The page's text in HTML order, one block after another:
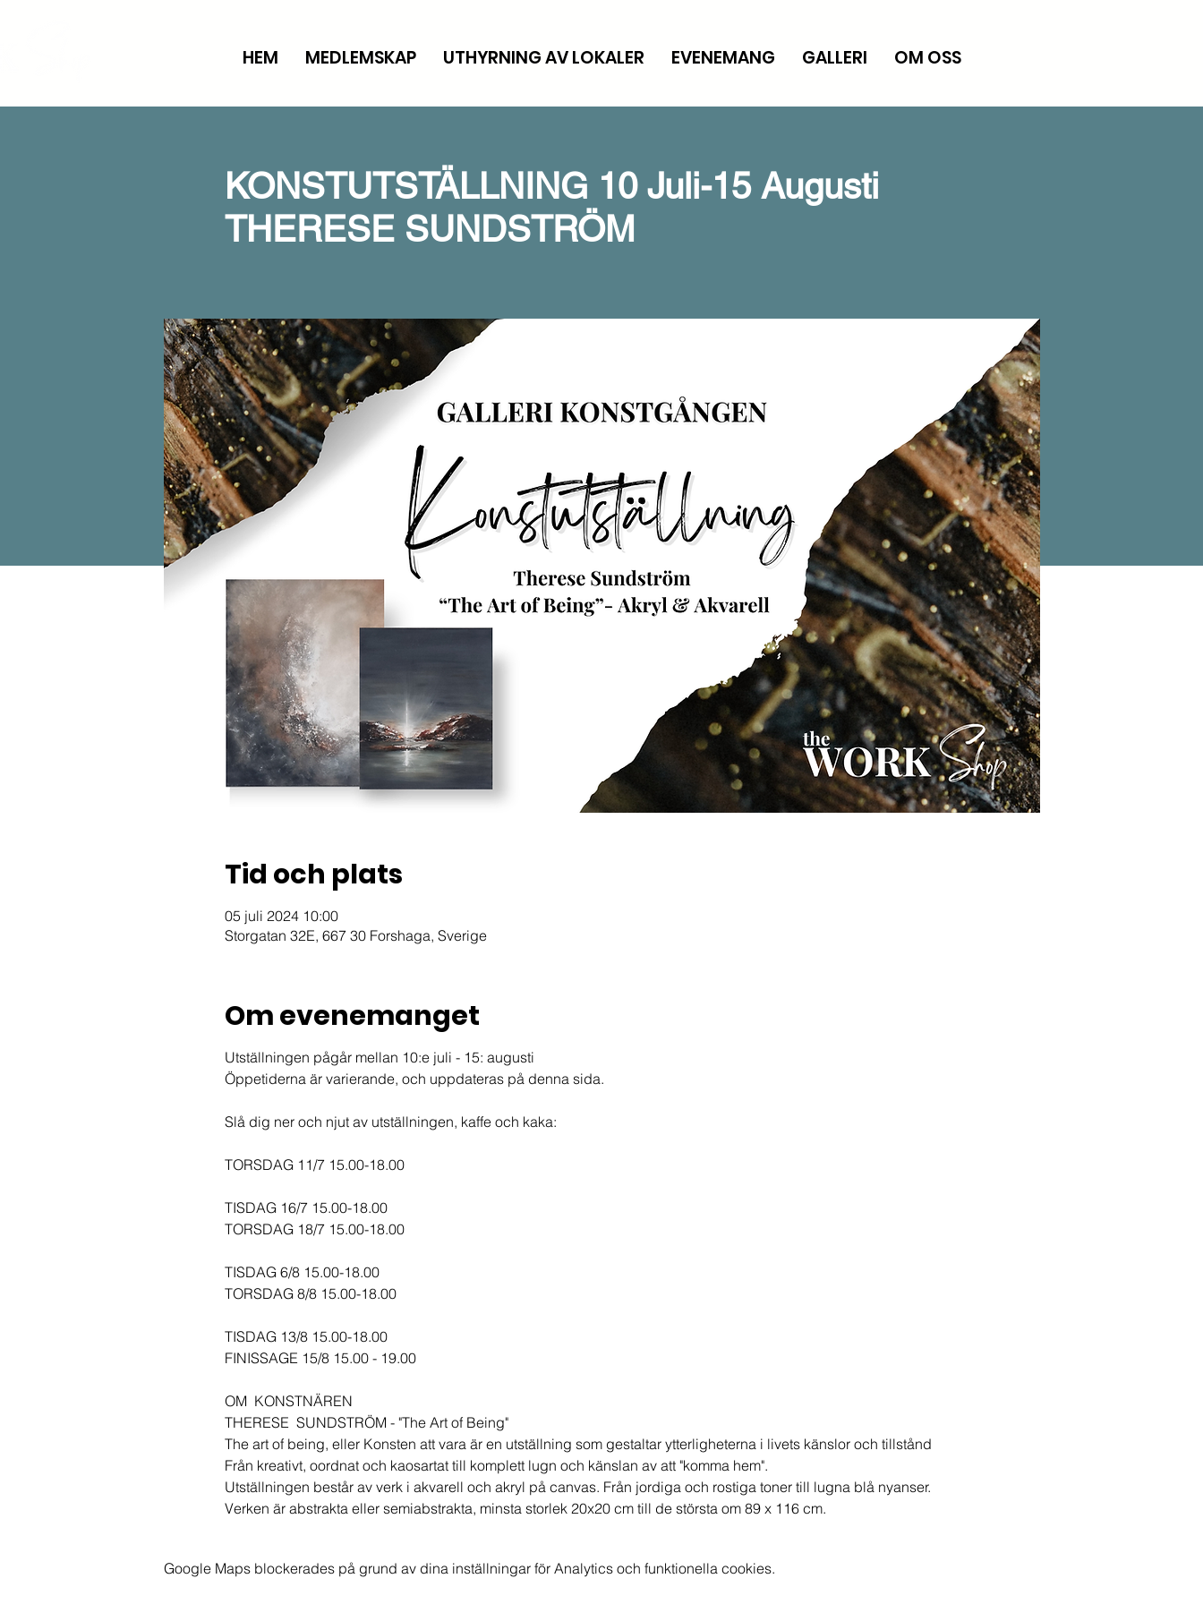
HEM MEDLEMSKAP UTHYRNING AV LOKALER EVENEMANG GALLERI OM OSS
KONSTUTSTÄLLNING 10 Juli-15 Augusti
THERESE SUNDSTRÖM
Tid och plats
05 juli 2024 10:00
Storgatan 32E, 667 30 Forshaga, Sverige
Om evenemanget
Utställningen pågår mellan 10:e juli - 15: augusti
Öppetiderna är varierande, och uppdateras på denna sida.
Slå dig ner och njut av utställningen, kaffe och kaka:
TORSDAG 11/7 15.00-18.00
TISDAG 16/7 15.00-18.00
TORSDAG 18/7 15.00-18.00
TISDAG 6/8 15.00-18.00
TORSDAG 8/8 15.00-18.00
TISDAG 13/8 15.00-18.00
FINISSAGE 15/8 15.00 - 19.00
OM KONSTNÄREN
THERESE SUNDSTRÖM - "The Art of Being"
The art of being, eller Konsten att vara är en utställning som gestaltar ytterligheterna i livets känslor och tillstånd
Från kreativt, oordnat och kaosartat till komplett lugn och känslan av att "komma hem".
Utställningen består av verk i akvarell och akryl på canvas. Från jordiga och rostiga toner till lugna blå nyanser.
Verken är abstrakta eller semiabstrakta, minsta storlek 20x20 cm till de största om 89 x 116 cm.
Google Maps blockerades på grund av dina inställningar för Analytics och funktionella cookies.